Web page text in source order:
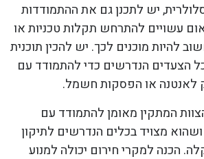
יש לתכנן גם את ההתמודדות
עשויים להתרחש תקלות טכניות או
להיות מוכנים לכך. יש להכין תוכנית
הצעדים הנדרשים כדי להתמודד עם
לאנטנה או הפסקות חשמל.
המתקין מאומן להתמודד עם
מצויד בכלים הנדרשים לתיקון
הכנה למקרי חירום יכולה למנוע